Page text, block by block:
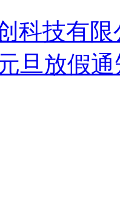
科技有
旦放假